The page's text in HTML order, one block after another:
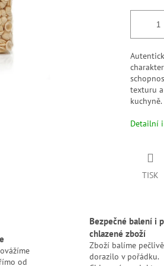
texturu
kuchyně.
Detailní
TISK
od
Bezpečné balení i
chlazené zboží
Zboží balíme
dorazilo v pořádku.